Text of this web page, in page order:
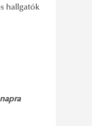
hallgatók